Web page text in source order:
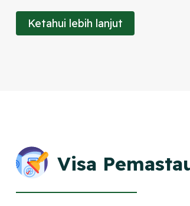
Ketahui lebih lanjut
Visa